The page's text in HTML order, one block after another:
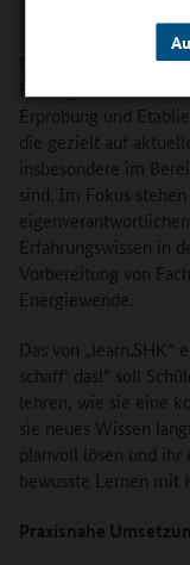
InnoVET
Erprobung und
die gezielt auf
insbesondere im
sind. Im Fokus
Erfahrungswissen in
Vorbereitung von
Energiewende.
Das von
schaff‘ das!“ soll
lehren, wie sie eine
sie neues Wissen
planvoll lösen und ihr
bewusste Lernen mit
Praxisnahe